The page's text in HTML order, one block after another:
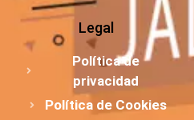
Legal
Política de
privacidad
Política de Cookies